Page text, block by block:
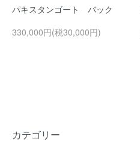
パキスタンゴート バック
330,000円(税30,000円)
カテゴリー